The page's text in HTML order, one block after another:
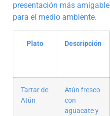
presentación más amigable
para el medio ambiente.
Plato Descripción
Tartar de
Atún
Atún fresco
con
aguacate y